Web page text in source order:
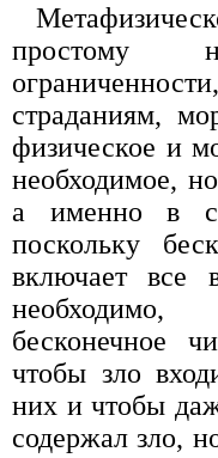
простому
страданиям,
физическое и
необходимое,
а именно в
поскольку
включает все
необходимо,
бесконечное
чтобы зло
них и чтобы
содержал зло,